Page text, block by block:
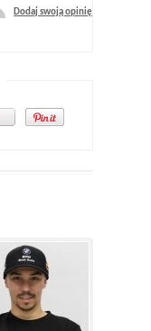
Dodaj swoją opinię